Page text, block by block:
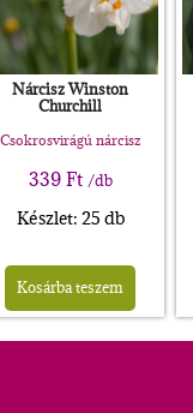
Nárcisz Winston
Churchill
Csokrosvirágú nárcisz
339Ft /db
Készlet: 25 db
Kosárba teszem